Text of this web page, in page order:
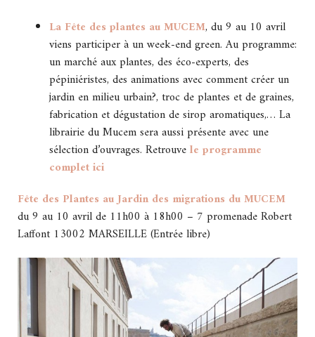
La Fête des plantes au MUCEM, du 9 au 10 avril
viens participer à un week-end green. Au programme:
un marché aux plantes, des éco-experts, des
pépiniéristes, des animations avec comment créer un
jardin en milieu urbain?, troc de plantes et de graines,
fabrication et dégustation de sirop aromatiques,… La
librairie du Mucem sera aussi présente avec une
sélection d’ouvrages. Retrouvele programme
complet ici
Fête des Plantes au Jardin des migrations du MUCEM
du 9 au 10 avril de 11h00 à 18h00 – 7 promenade Robert
Laffont 13002 MARSEILLE (Entrée libre)